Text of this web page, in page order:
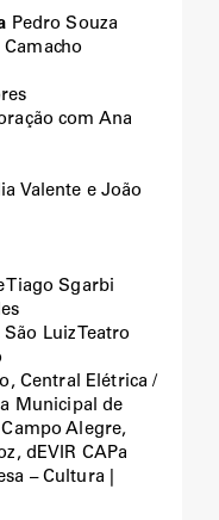
Pedro Souza
Camacho
com Ana
Valente e João
Tiago Sgarbi
Luiz Teatro
Central Elétrica /
Municipal de
Alegre,
dEVIR CAPa
– Cultura |